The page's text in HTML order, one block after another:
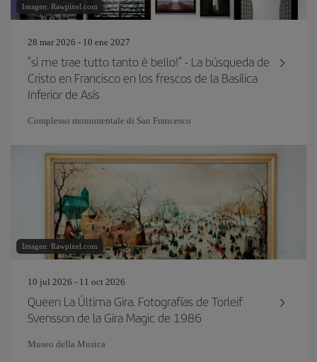
Imagen: Rawpixel.com
28 mar 2026 - 10 ene 2027
"sì me trae tutto tanto è bello!" - La búsqueda de
Cristo en Francisco en los frescos de la Basílica
Inferior de Asís
Complesso monumentale di San Francesco
Imagen: Rawpixel.com
10 jul 2026 - 11 oct 2026
Queen La Última Gira. Fotografías de Torleif
Svensson de la Gira Magic de 1986
Museo della Musica